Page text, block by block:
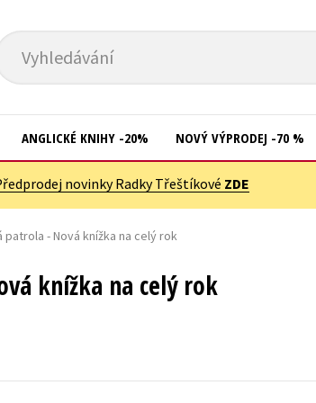
Vyhledávání
Kuchařky
New Adult
ANGLICKÉ KNIHY -20% NOVÝ VÝPRODEJ -70 %
novinky Radky Třeštíkové ZDE
patrola - Nová knížka na celý rok
knížka na celý rok